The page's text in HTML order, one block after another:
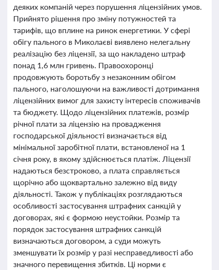
деяких компаній через порушення ліцензійних умов.
Прийнято рішення про зміну потужностей та
тарифів, що вплине на ринок енергетики. У сфері
обігу пального в Миколаєві виявлено нелегальну
реалізацію без ліцензії, за що накладено штраф
понад 1,6 млн гривень. Правоохоронці
продовжують боротьбу з незаконним обігом
пального, наголошуючи на важливості дотримання
ліцензійних вимог для захисту інтересів споживачів
та бюджету. Щодо ліцензійних платежів, розмір
річної плати за ліцензію на провадження
господарської діяльності визначається від
мінімальної заробітної плати, встановленої на 1
січня року, в якому здійснюється платіж. Ліцензії
надаються безстроково, а плата справляється
щорічно або щоквартально залежно від виду
діяльності. Також у публікаціях розглядаються
особливості застосування штрафних санкцій у
договорах, які є формою неустойки. Розмір та
порядок застосування штрафних санкцій
визначаються договором, а суди можуть
зменшувати їх розмір у разі несправедливості або
значного перевищення збитків. Ці норми є